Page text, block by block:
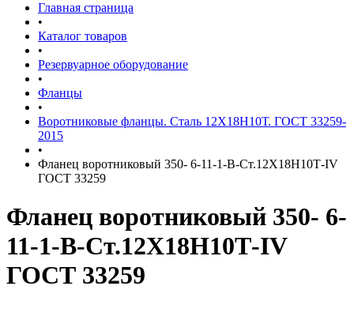
Главная страница
•
Каталог товаров
•
Резервуарное оборудование
•
Фланцы
•
Воротниковые фланцы. Сталь 12Х18Н10Т. ГОСТ 33259-
2015
•
Фланец воротниковый 350- 6-11-1-В-Ст.12Х18Н10Т-IV
ГОСТ 33259
Фланец воротниковый 350- 6-
11-1-В-Ст.12Х18Н10Т-IV
ГОСТ 33259